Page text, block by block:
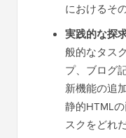
におけるそ
実践的な探
般的なタス
プ、ブログ
新機能の追
静的HTML
スクをどれ